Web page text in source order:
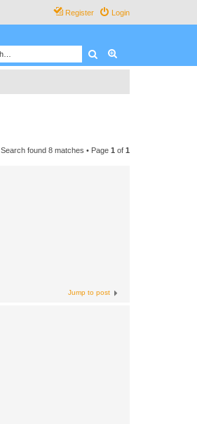
Login
Register
Search
Search found 8 matches • Page 1 of 1
Jump to post